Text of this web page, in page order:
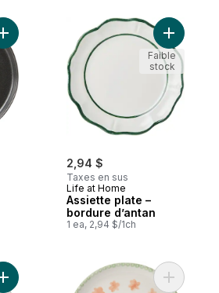
Ajouter Assiette À Hors-D’Oeuvre En
2,94 $
Taxes en sus
Life at Home
Assiette plate –
bordure d’antan
1 ea, 2,94 $/1ch
Ajouter
Faible
stock
Ajouter Assiette plate – crème au panier
Ajouter